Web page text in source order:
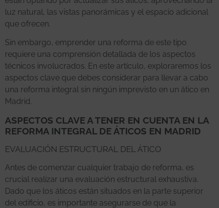
luz natural, las vistas panorámicas y el espacio adicional
que ofrecen.
Sin embargo, emprender una reforma de este tipo
requiere una comprensión detallada de los aspectos
técnicos involucrados. En este artículo, exploraremos los
aspectos clave que debes considerar para llevar a cabo
una reforma integral sin ningún imprevisto en un ático en
Madrid.
ASPECTOS CLAVE A TENER EN CUENTA EN LA
REFORMA INTEGRAL DE ÁTICOS EN MADRID
EVALUACIÓN ESTRUCTURAL DEL ÁTICO
Antes de comenzar cualquier trabajo de reforma, es
crucial realizar una evaluación estructural exhaustiva.
Dado que los áticos están situados en la parte superior
del edificio, es importante asegurarse de que la